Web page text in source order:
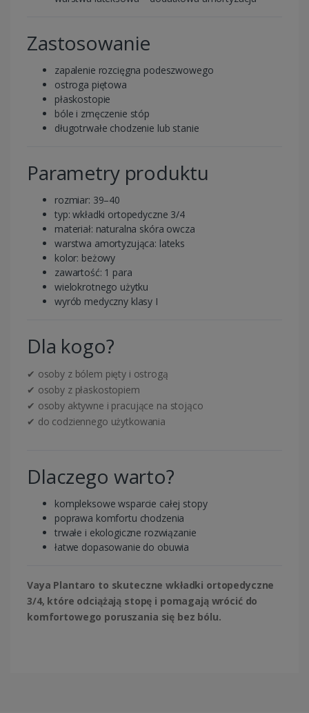
Zastosowanie
zapalenie rozcięgna podeszwowego
ostroga piętowa
płaskostopie
bóle i zmęczenie stóp
długotrwałe chodzenie lub stanie
Parametry produktu
rozmiar: 39–40
typ: wkładki ortopedyczne 3/4
materiał: naturalna skóra owcza
warstwa amortyzująca: lateks
kolor: beżowy
zawartość: 1 para
wielokrotnego użytku
wyrób medyczny klasy I
Dla kogo?
✔ osoby z bólem pięty i ostrogą
✔ osoby z płaskostopiem
✔ osoby aktywne i pracujące na stojąco
✔ do codziennego użytkowania
Dlaczego warto?
kompleksowe wsparcie całej stopy
poprawa komfortu chodzenia
trwałe i ekologiczne rozwiązanie
łatwe dopasowanie do obuwia
Vaya Plantaro to skuteczne wkładki ortopedyczne
3/4, które odciążają stopę i pomagają wrócić do
komfortowego poruszania się bez bólu.